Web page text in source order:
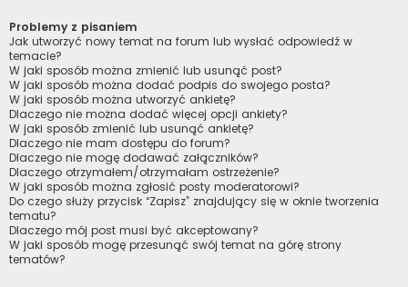
Problemy z pisaniem
Jak utworzyć nowy temat na forum lub wysłać odpowiedź w
temacie?
W jaki sposób można zmienić lub usunąć post?
W jaki sposób można dodać podpis do swojego posta?
W jaki sposób można utworzyć ankietę?
Dlaczego nie można dodać więcej opcji ankiety?
W jaki sposób zmienić lub usunąć ankietę?
Dlaczego nie mam dostępu do forum?
Dlaczego nie mogę dodawać załączników?
Dlaczego otrzymałem/otrzymałam ostrzeżenie?
W jaki sposób można zgłosić posty moderatorowi?
Do czego służy przycisk “Zapisz” znajdujący się w oknie tworzenia
tematu?
Dlaczego mój post musi być akceptowany?
W jaki sposób mogę przesunąć swój temat na górę strony
tematów?